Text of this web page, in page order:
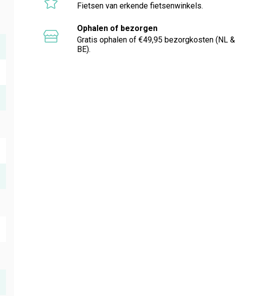
Fietsen van erkende fietsenwinkels.
Ophalen of bezorgen
Gratis ophalen of €49,95 bezorgkosten (NL &
BE).